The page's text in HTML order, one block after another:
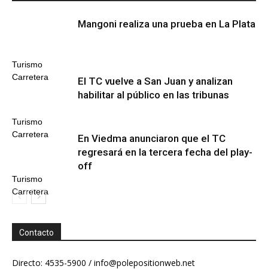
Turismo
Carretera
Mangoni realiza una prueba en La Plata
Turismo
Carretera
El TC vuelve a San Juan y analizan
habilitar al público en las tribunas
Turismo
Carretera
En Viedma anunciaron que el TC
regresará en la tercera fecha del play-
off
Contacto
Directo: 4535-5900 / info@polepositionweb.net